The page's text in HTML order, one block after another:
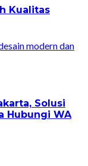
Kualitas
Solusi
Hubungi WA